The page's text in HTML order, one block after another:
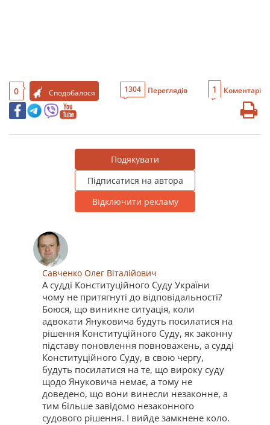
0 Сподобалося 1304 Переглядів 1 Коментарі
Подякувати
Підписатися на автора
Відключити рекламу
Савченко Олег Віталійович
А судді Конституційного Суду України
чому не притягнуті до відповідальності?
Боюся, що виникне ситуація, коли
адвокати Януковича будуть посилатися на
рішення Конституційного Суду, як законну
підставу поновлення повноважень, а судді
Конституційного Суду, в свою чергу,
будуть посилатися на те, що вироку суду
щодо Януковича немає, а тому не
доведено, що вони винесли незаконне, а
тим більше завідомо незаконного
судового рішення. І вийде замкнене коло.